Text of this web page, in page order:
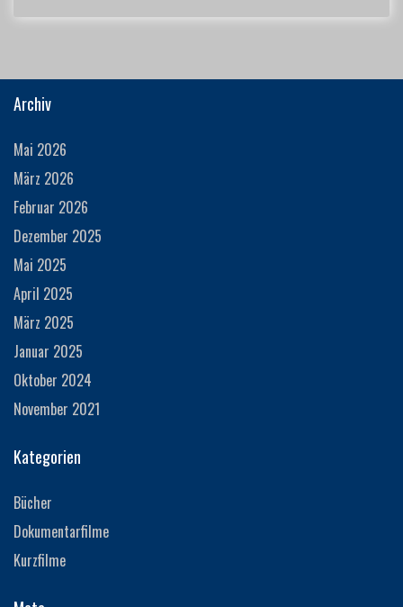
Archiv
Mai 2026
März 2026
Februar 2026
Dezember 2025
Mai 2025
April 2025
März 2025
Januar 2025
Oktober 2024
November 2021
Kategorien
Bücher
Dokumentarfilme
Kurzfilme